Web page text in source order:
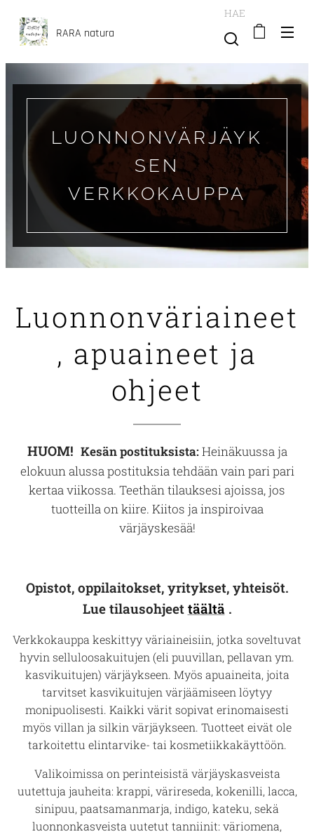
RARA natura
HAE
LUONNONVÄRJÄYK
SEN
VERKKOKAUPPA
Luonnonväriaineet
, apuaineet ja
ohjeet
HUOM! Kesän postituksista:Heinäkuussa ja
elokuun alussa postituksia tehdään vain pari pari
kertaa viikossa. Teethän tilauksesi ajoissa, jos
tuotteilla on kiire. Kiitos ja inspiroivaa
värjäyskesää!
Opistot, oppilaitokset, yritykset, yhteisöt.
Lue tilausohjeet täältä.
Verkkokauppa keskittyy väriaineisiin, jotka soveltuvat
hyvin selluloosakuitujen (eli puuvillan, pellavan ym.
kasvikuitujen) värjäykseen. Myös apuaineita, joita
tarvitset kasvikuitujen värjäämiseen löytyy
monipuolisesti. Kaikki värit sopivat erinomaisesti
myös villan ja silkin värjäykseen. Tuotteet eivät ole
tarkoitettu elintarvike- tai kosmetiikkakäyttöön.
Valikoimissa on perinteisistä värjäyskasveista
uutettuja jauheita: krappi, värireseda, kokenilli, lacca,
sinipuu, paatsamanmarja, indigo, kateku, sekä
luonnonkasveista uutetut tanniinit: väriomena,